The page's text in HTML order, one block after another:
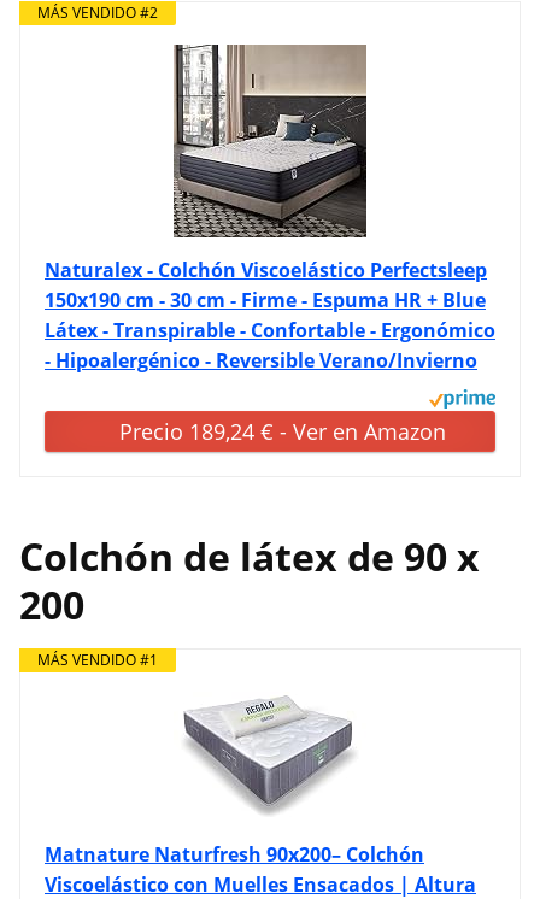
MÁS VENDIDO #2
Naturalex - Colchón Viscoelástico Perfectsleep
150x190 cm - 30 cm - Firme - Espuma HR + Blue
Látex - Transpirable - Confortable - Ergonómico
- Hipoalergénico - Reversible Verano/Invierno
Precio 189,24 € - Ver en Amazon
Colchón de látex de 90 x
200
MÁS VENDIDO #1
Matnature Naturfresh 90x200– Colchón
Viscoelástico con Muelles Ensacados | Altura